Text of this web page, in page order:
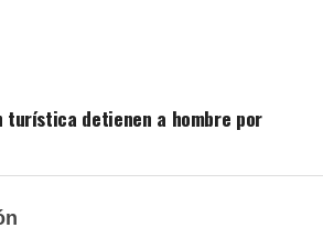
turística detienen a hombre por